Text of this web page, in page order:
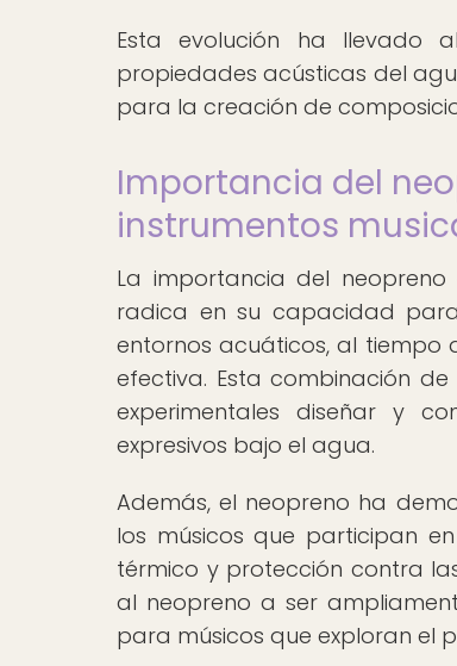
Esta evolución ha llevado
propiedades acústicas del
para la creación de
Importancia del
instrumentos
La importancia del
radica en su capacidad
entornos acuáticos, al tiempo
efectiva. Esta combinación
experimentales diseñar y
expresivos bajo el agua.
Además, el neopreno ha
los músicos que participan
térmico y protección contra
al neopreno a ser
para músicos que exploran el